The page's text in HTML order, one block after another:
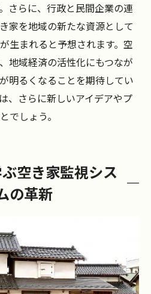
さらに、行政と民間企業の連
家を地域の新たな資源として
生まれると予想されます。空
地域経済の活性化にもつなが
明るくなることを期待してい
、さらに新しいアイデアやプ
でしょう。
空き家監視シス
の革新